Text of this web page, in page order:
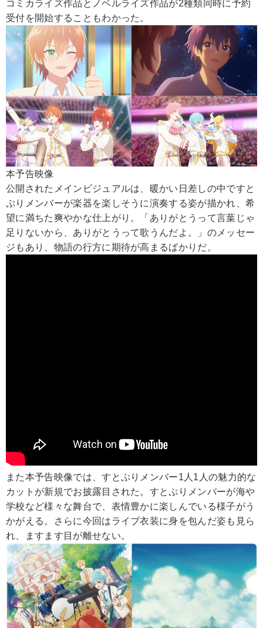
コミカライズ作品とノベルライズ作品が2種類同時に予約
受付を開始することもわかった。
本予告映像
公開されたメインビジュアルは、暖かい日差しの中ですと
ぷりメンバーが楽器を楽しそうに演奏する姿が描かれ、希
望に満ちた爽やかな仕上がり。「ありがとうって言葉じゃ
足りないから、ありがとうって歌うんだよ。」のメッセー
ジもあり、物語の行方に期待が高まるばかりだ。
また本予告映像では、すとぷりメンバー1人1人の魅力的な
カットが新規でお披露目された。すとぷりメンバーが海や
学校など様々な舞台で、表情豊かに楽しんでいる様子がう
かがえる。さらに今回はライブ衣装に身を包んだ姿も見ら
れ、ますます目が離せない。